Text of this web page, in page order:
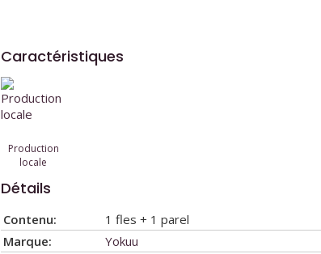
Caractéristiques
Production
locale
Détails
Contenu:
1 fles + 1 parel
Marque:
Yokuu